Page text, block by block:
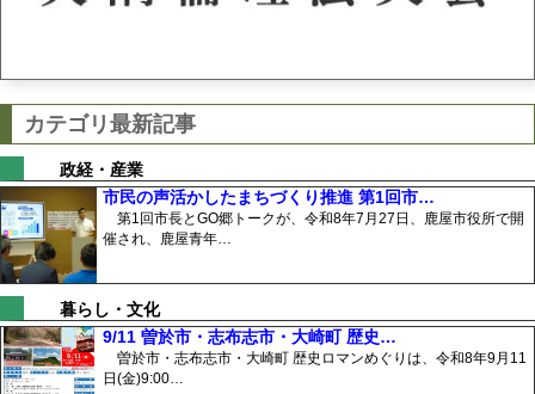
カテゴリ最新記事
政経・産業
市民の声活かしたまちづくり推進 第1回市…
第1回市長とGO郷トークが、令和8年7月27日、鹿屋市役所で開
催され、鹿屋青年…
暮らし・文化
9/11 曽於市・志布志市・大崎町 歴史…
曽於市・志布志市・大崎町 歴史ロマンめぐりは、令和8年9月11
日(金)9:00…